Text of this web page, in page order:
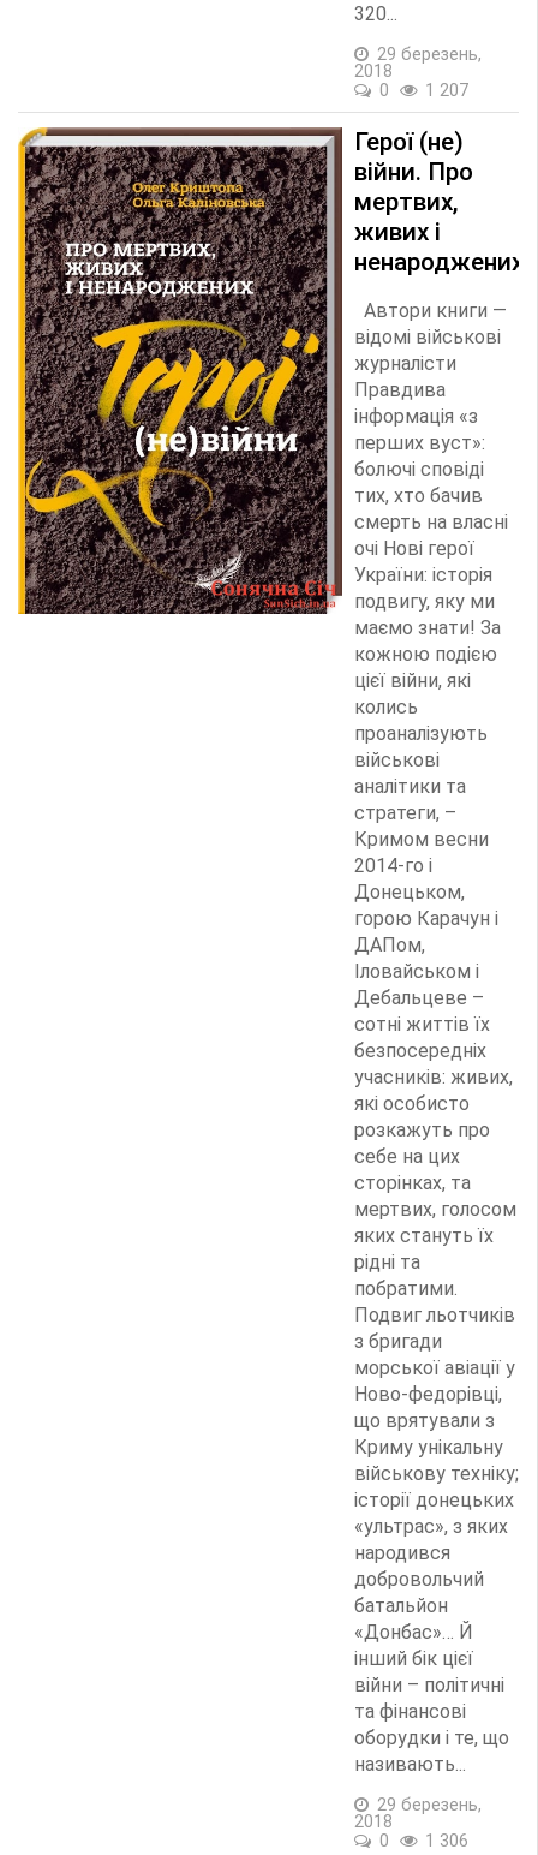
320...
29 березень,
2018
0
1 207
Герої (не)
війни. Про
мертвих,
живих і
ненароджених
Автори книги —
відомі військові
журналісти
Правдива
інформація «з
перших вуст»:
болючі сповіді
тих, хто бачив
смерть на власні
очі Нові герої
України: історія
подвигу, яку ми
маємо знати! За
кожною подією
цієї війни, які
колись
проаналізують
військові
аналітики та
стратеги, –
Кримом весни
2014-го і
Донецьком,
горою Карачун і
ДАПом,
Іловайськом і
Дебальцеве –
сотні життів їх
безпосередніх
учасників: живих,
які особисто
розкажуть про
себе на цих
сторінках, та
мертвих, голосом
яких стануть їх
рідні та
побратими.
Подвиг льотчиків
з бригади
морської авіації у
Ново-федорівці,
що врятували з
Криму унікальну
військову техніку;
історії донецьких
«ультрас», з яких
народився
добровольчий
батальйон
«Донбас»… Й
інший бік цієї
війни – політичні
та фінансові
оборудки і те, що
називають...
29 березень,
2018
0
1 306